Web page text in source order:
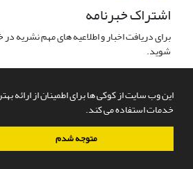
این وب سایت از کوکی ها برای اطمینان از ارائه
خدمات استفاده می کند.
متوجه شدم
اشتراک خبرنامه
برای دریافت اخبار و اطلاعیه های مهم نشریه
شوید.
سامانه مدیریت نشریات علمی.طراحی و پیاده